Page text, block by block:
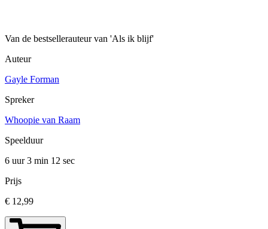
Van de bestsellerauteur van 'Als ik blijf'
Auteur
Gayle Forman
Spreker
Whoopie van Raam
Speelduur
6 uur 3 min 12 sec
Prijs
€ 12,99